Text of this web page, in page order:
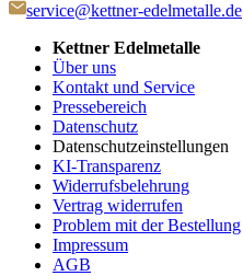
service@kettner-edelmetalle.de
Kettner Edelmetalle
Über uns
Kontakt und Service
Pressebereich
Datenschutz
Datenschutzeinstellungen
KI-Transparenz
Widerrufsbelehrung
Vertrag widerrufen
Problem mit der Bestellung
Impressum
AGB